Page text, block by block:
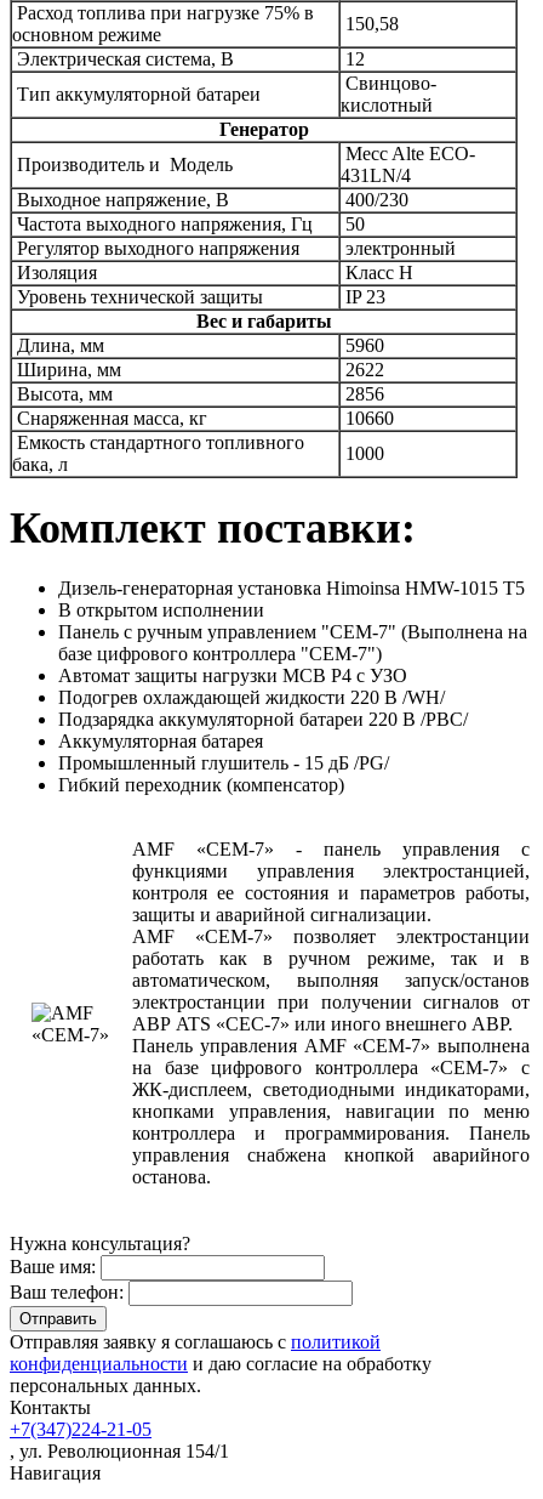
Расход топлива при нагрузке 75% в
основном режиме
150,58
Электрическая система, В
12
Тип аккумуляторной батареи
Свинцово-
кислотный
Генератор
Производитель и Модель
Mecc Alte ECO-
431LN/4
Выходное напряжение, В
400/230
Частота выходного напряжения, Гц
50
Регулятор выходного напряжения
электронный
Изоляция
Класс Н
Уровень технической защиты
IP 23
Вес и габариты
Длина, мм
5960
Ширина, мм
2622
Высота, мм
2856
Снаряженная масса, кг
10660
Емкость стандартного топливного
бака, л
1000
Комплект поставки:
Дизель-генераторная установка Himoinsa HМW-1015 T5
В открытом исполнении
Панель с ручным управлением "СЕМ-7" (Выполнена на
базе цифрового контроллера "СЕМ-7")
Автомат защиты нагрузки MCB P4 с УЗО
Подогрев охлаждающей жидкости 220 В /WH/
Подзарядка аккумуляторной батареи 220 В /PBC/
Аккумуляторная батарея
Промышленный глушитель - 15 дБ /PG/
Гибкий переходник (компенсатор)
AMF «СЕМ-7» - панель управления с
функциями управления электростанцией,
контроля ее состояния и параметров работы,
защиты и аварийной сигнализации.
AMF «СЕМ-7» позволяет электростанции
работать как в ручном режиме, так и в
автоматическом, выполняя запуск/останов
электростанции при получении сигналов от
АВР ATS «СЕС-7» или иного внешнего АВР.
Панель управления AMF «СЕМ-7» выполнена
на базе цифрового контроллера «СЕМ-7» с
ЖК-дисплеем, светодиодными индикаторами,
кнопками управления, навигации по меню
контроллера и программирования. Панель
управления снабжена кнопкой аварийного
останова.
Нужна консультация?
Ваше имя:
Ваш телефон:
Отправляя заявку я соглашаюсь с политикой
конфиденциальности и даю согласие на обработку
персональных данных.
Контакты
+7(347)224-21-05
, ул. Революционная 154/1
Навигация